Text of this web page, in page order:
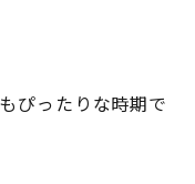
ぴったりな時期で